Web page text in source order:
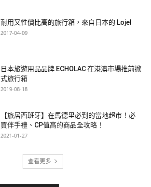
耐用又性價比高的旅行箱，來自日本的 Lojel
2017-04-09
日本旅遊用品品牌 ECHOLAC 在港澳市場推前掀
式旅行箱
2019-08-18
【旅居西班牙】在馬德里必到的當地超市！必
買伴手禮、CP值高的商品全攻略！
2021-01-27
查看更多